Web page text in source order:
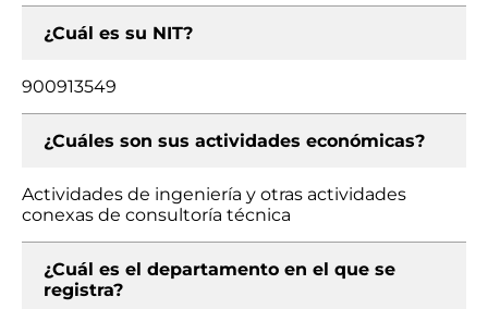
¿Cuál es su NIT?
900913549
¿Cuáles son sus actividades económicas?
Actividades de ingeniería y otras actividades
conexas de consultoría técnica
¿Cuál es el departamento en el que se
registra?